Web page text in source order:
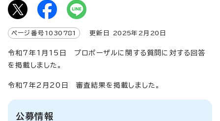
ページ番号 1030781 更新日 2025年2月 20 日
令和7年1月15日 プロポーザルに関する質問に対する回答
を掲載しました。
令和7年2月20日 審査結果を掲載しました。
公募情報